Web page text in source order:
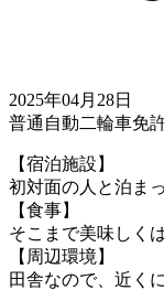
2025年04月28日
普通自動二輪車免
【宿泊施設】
初対面の人と泊まっ
【食事】
そこまで美味しく
【周辺環境】
田舎なので、近く